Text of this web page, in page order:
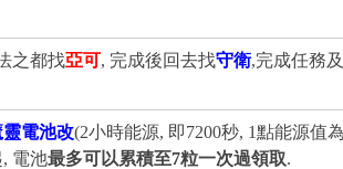
之都找亞可, 完成後回去找守衛,完成任務
靈電池改(2小時能源, 即7200秒, 1點能源值
電池最多可以累積至7粒一次過領取.